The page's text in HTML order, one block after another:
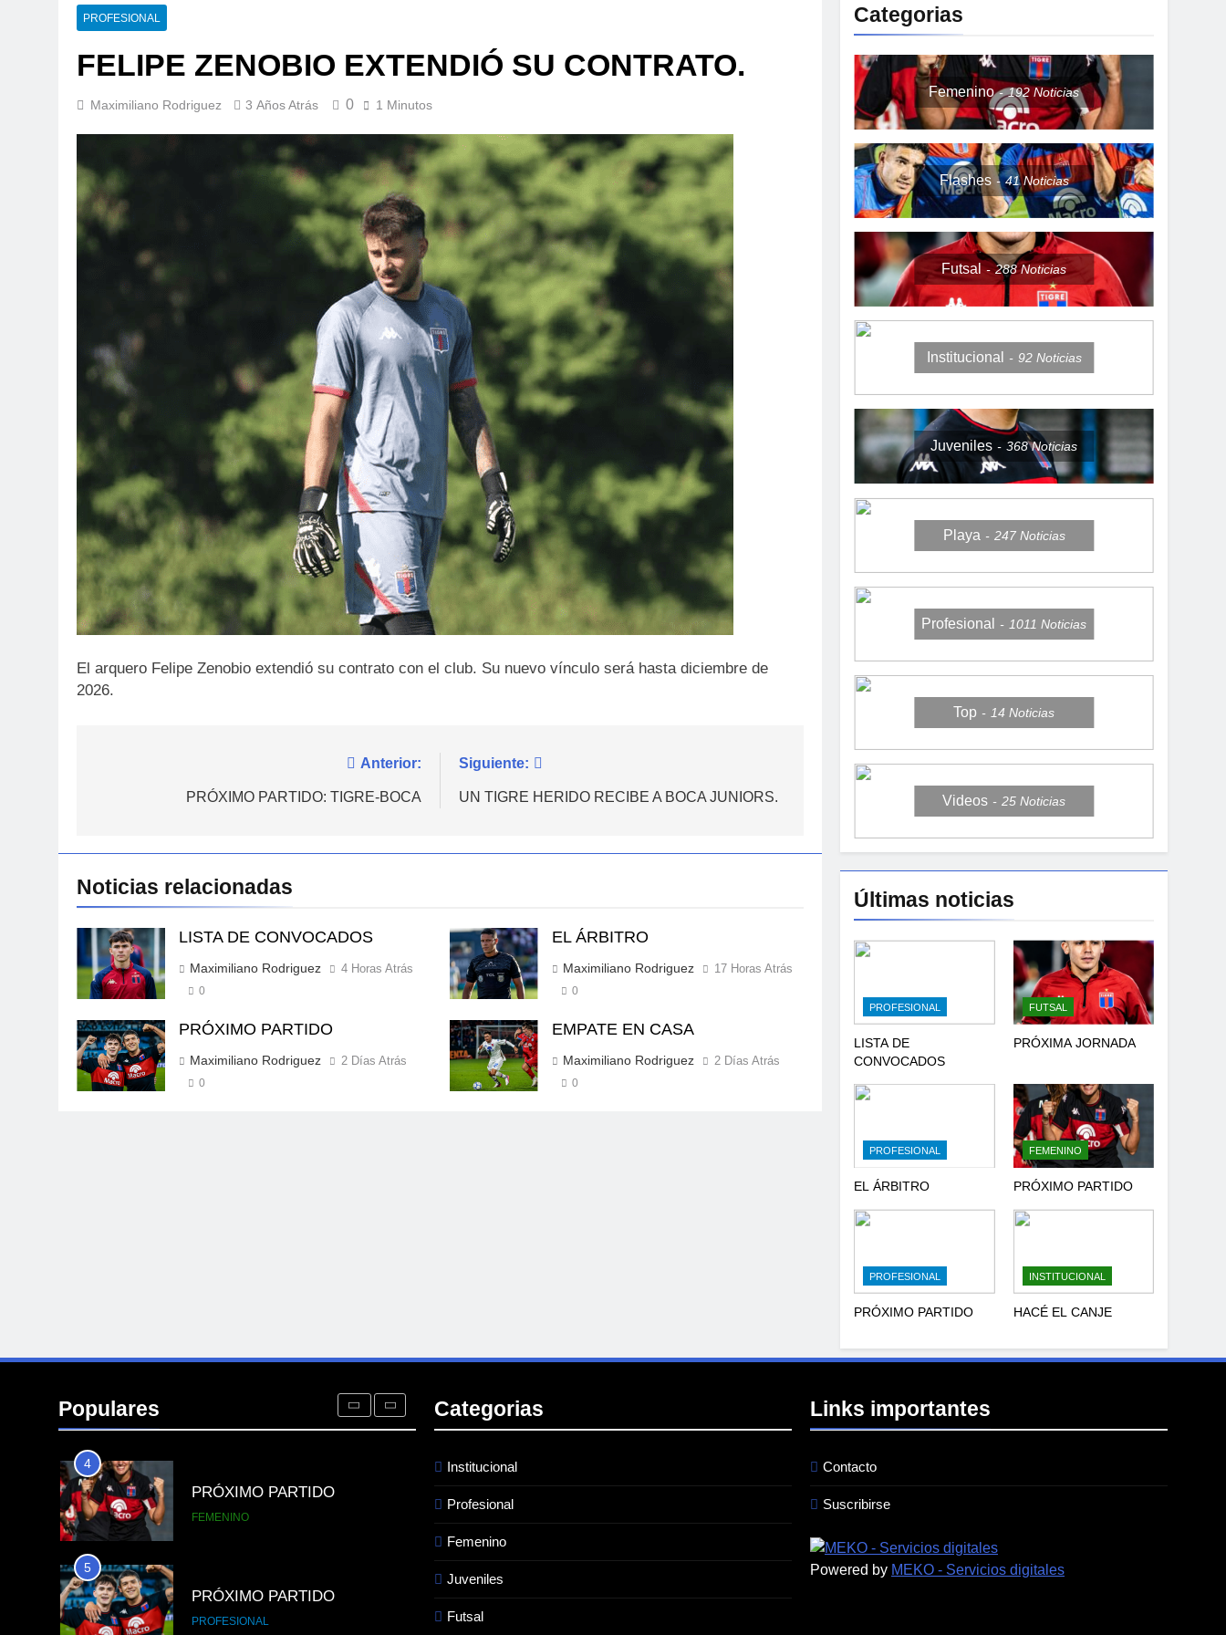
PROFESIONAL
FELIPE ZENOBIO EXTENDIÓ SU CONTRATO.
Maximiliano Rodriguez 3 Años Atrás 0 1 Minutos
El arquero Felipe Zenobio extendió su contrato con el club. Su nuevo vínculo será hasta diciembre de
2026.
Anterior:
PRÓXIMO PARTIDO: TIGRE-BOCA
Siguiente:
UN TIGRE HERIDO RECIBE A BOCA JUNIORS.
Noticias relacionadas
LISTA DE CONVOCADOS
Maximiliano Rodriguez 4 Horas Atrás
0
EL ÁRBITRO
Maximiliano Rodriguez 17 Horas Atrás
0
PRÓXIMO PARTIDO
Maximiliano Rodriguez 2 Días Atrás
0
EMPATE EN CASA
Maximiliano Rodriguez 2 Días Atrás
0
Categorias
Femenino 192Noticias
Flashes 41Noticias
Futsal 288Noticias
Institucional 92 Noticias
Juveniles 368Noticias
Playa 247 Noticias
Profesional 1011Noticias
Top 14Noticias
Videos 25Noticias
Últimas noticias
PROFESIONAL
LISTA DE
CONVOCADOS
FUTSAL
PRÓXIMA JORNADA
PROFESIONAL
EL ÁRBITRO
FEMENINO
PRÓXIMO PARTIDO
PROFESIONAL
PRÓXIMO PARTIDO
INSTITUCIONAL
HACÉ EL CANJE
Populares
PROFESIONAL
INSTITUCIONAL
7
EMPATE EN CASA
PROFESIONAL
8
DERROTA DE LOCAL
3
4
PRÓXIMO PARTIDO
FEMENINO
5
PRÓXIMO PARTIDO
PROFESIONAL
Categorias
Institucional
Profesional
Femenino
Juveniles
Futsal
Links importantes
Contacto
Suscribirse
Powered by MEKO - Servicios digitales